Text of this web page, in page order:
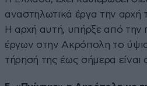
αναστηλωτικά έργα την αρχή
Η αρχή αυτή, υπήρξε από την
έργων στην Ακρόπολη το
τήρησή της έως σήμερα είναι